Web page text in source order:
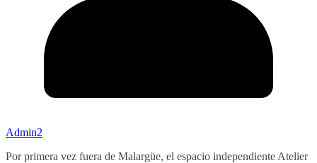
Admin2
Por primera vez fuera de Malargüe, el espacio independiente Atelier